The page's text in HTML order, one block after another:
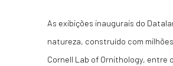
As exibições inaugurais do
natureza, construído com
Cornell Lab of Ornithology, entre